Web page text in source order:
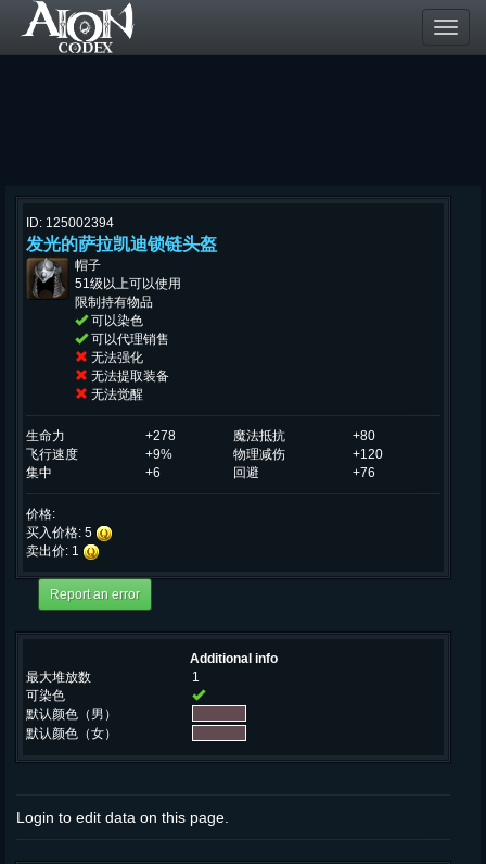
ID: 125002394
发光的萨拉凯迪锁链头盔
帽子
51级以上可以使用
限制持有物品
可以染色
可以代理销售
无法强化
无法提取装备
无法觉醒
生命力 +278 魔法抵抗
+80
飞行速度
+9% 物理减伤
+120
集中
+6 回避 +76
价格:
买入价格: 5
卖出价: 1
Additional info
最大堆放数
1
可染色
默认颜色（男）
默认颜色（女）
Login to edit data on this page.